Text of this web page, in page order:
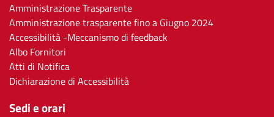
Amministrazione Trasparente
Amministrazione trasparente fino a Giugno 2024
Accessibilità -Meccanismo di feedback
Albo Fornitori
Atti di Notifica
Dichiarazione di Accessibilità
Sedi e orari